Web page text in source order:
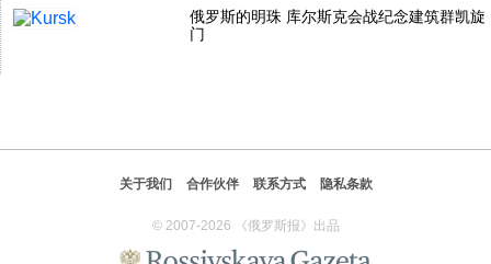
历史
旅游
俄罗斯的明珠 库尔斯克会战纪念建筑群凯旋
门
关于我们 合作伙伴 联系方式 隐私条款
© 2007-2026 《俄罗斯报》出品